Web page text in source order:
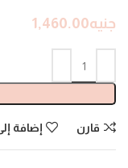
جنيه1,460.00
قارن إضافة